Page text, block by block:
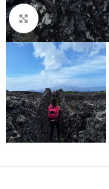
Click to enlarge